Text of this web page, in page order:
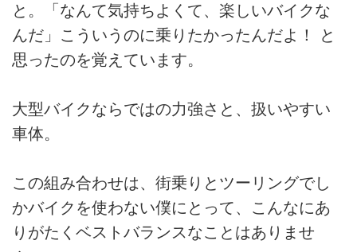
と。「なんて気持ちよくて、楽しいバイクな
んだ」こういうのに乗りたかったんだよ！ と
思ったのを覚えています。
大型バイクならではの力強さと、扱いやすい
車体。
この組み合わせは、街乗りとツーリングでし
かバイクを使わない僕にとって、こんなにあ
りがたくベストバランスなことはありませ